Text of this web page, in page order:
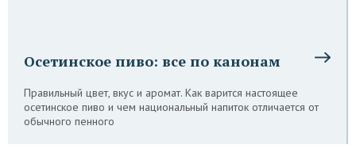
Осетинское пиво: все по канонам
Правильный цвет, вкус и аромат. Как варится настоящее
осетинское пиво и чем национальный напиток отличается от
обычного пенного